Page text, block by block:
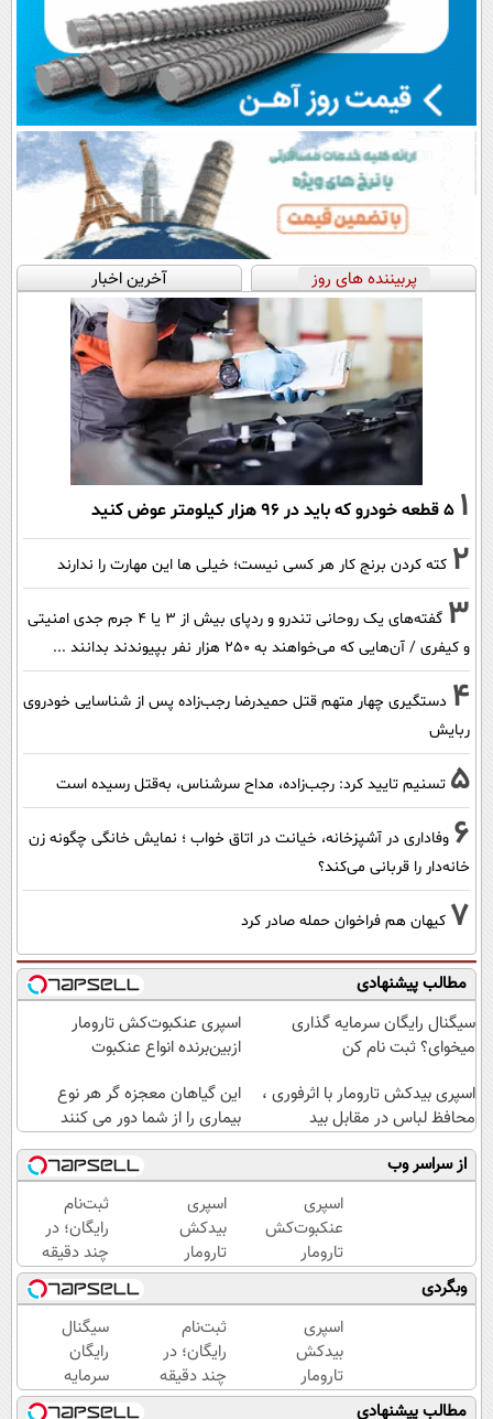
پربیننده های روز آخرین اخبار
1 ۵ قطعه خودرو که باید در ۹۶ هزار کیلومتر عوض کنید
2 کته کردن برنج کار هر کسی نیست؛ خیلی ها این مهارت را ندارند
3
گفته‌های یک روحانی تندرو و ردپای بیش از ۳ یا ۴ جرم جدی امنیتی
و کیفری / آن‌هایی که می‌خواهند به ۲۵۰ هزار نفر بپیوندند بدانند ...
4 دستگیری چهار متهم قتل حمیدرضا رجب‌زاده پس از شناسایی خودروی
ربایش
5 تسنیم تایید کرد: رجب‌زاده، مداح سرشناس، به‌قتل رسیده است
6 وفاداری در آشپزخانه، خیانت در اتاق خواب ؛ نمایش خانگی چگونه زن
خانه‌دار را قربانی می‌کند؟
7 کیهان هم فراخوان حمله صادر کرد
مطالب پیشنهادی
سیگنال رایگان سرمایه گذاری
میخوای؟ ثبت نام کن
اسپری عنکبوت‌‌کش تارومار
ازبین‌برنده انواع عنکبوت
اسپری بیدکش تارومار با اثرفوری ،
محافظ لباس در مقابل بید
این گیاهان معجزه گر هر نوع
بیماری را از شما دور می کنند
از سراسر وب
اسپری
عنکبوت‌‌کش
تارومار
ازبین‌برنده
انواع
عنکبوت
اسپری
بیدکش
تارومار
با
اثرفوری
،
محافظ
لباس
در
ثبت‌نام
رایگان؛ در
چند دقیقه
پورتفوی
اختصاصیت
رو بساز!
وبگردی
اسپری
بیدکش
تارومار
با
ثبت‌نام
رایگان؛ در
چند دقیقه
پورتفوی
سیگنال
رایگان
سرمایه
گذاری
مطالب پیشنهادی